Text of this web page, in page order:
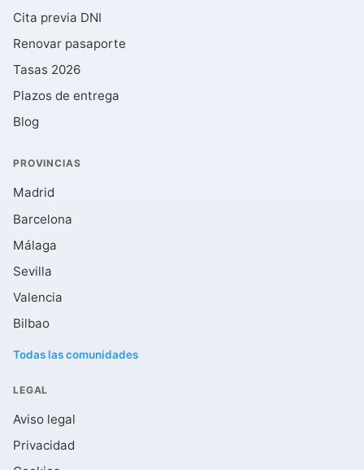
Cita previa DNI
Renovar pasaporte
Tasas 2026
Plazos de entrega
Blog
PROVINCIAS
Madrid
Barcelona
Málaga
Sevilla
Valencia
Bilbao
Todas las comunidades
LEGAL
Aviso legal
Privacidad